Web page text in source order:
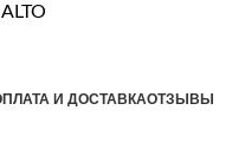
И ДОСТАВКАОТЗЫВЫ